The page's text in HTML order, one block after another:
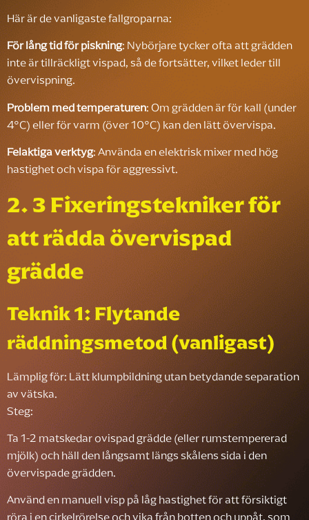
Här är de vanligaste fallgroparna:
För lång tid för piskning: Nybörjare tycker ofta att grädden
inte är tillräckligt vispad, så de fortsätter, vilket leder till
övervispning.
Problem med temperaturen: Om grädden är för kall (under
4°C) eller för varm (över 10°C) kan den lätt övervispa.
Felaktiga verktyg: Använda en elektrisk mixer med hög
hastighet och vispa för aggressivt.
2. 3 Fixeringstekniker för
att rädda övervispad
grädde
Teknik 1: Flytande
räddningsmetod (vanligast)
Lämplig för: Lätt klumpbildning utan betydande separation
av vätska.
Steg:
Ta 1-2 matskedar ovispad grädde (eller rumstempererad
mjölk) och häll den långsamt längs skålens sida i den
övervispade grädden.
Använd en manuell visp på låg hastighet för att försiktigt